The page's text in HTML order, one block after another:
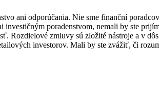
ani odporúčania. Nie sme finanční
poradenstvom, nemali by ste
Rozdielové zmluvy sú zložité nástroje a v
investorov. Mali by ste zvážiť, či